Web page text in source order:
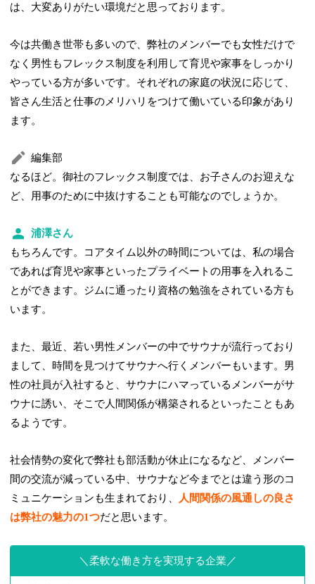
は、大変ありがたい環境だと思っております。
今は共働き世帯も多いので、弊社のメンバーでも女性だけで
なく男性もフレックス制度を利用して育児や家事をしっかり
やっている方が多いです。それぞれの家庭の状況に応じて、
皆さん生活と仕事のメリハリをつけて働いている印象があり
ます。
編集部
なるほど。御社のフレックス制度では、お子さんのお迎えな
ど、用事のために中抜けすることも可能なのでしょうか。
浦澤さん
もちろんです。コアタイム以外の時間については、私の場合
であれば育児や家事といったプライベートの用事を入れるこ
とができます。ジムに通ったり資格の勉強をされている方も
います。
また、最近、若い男性メンバーの中でサウナが流行っており
まして、時間を見つけてサウナへ行くメンバーもいます。男
性の社員が入社すると、サウナにハマっているメンバーがサ
ウナに誘い、そこで人間関係が構築されるといったこともあ
るようです。
社会情勢の変化で弊社も部活動が休止になるなど、メンバー
間の交流が減っている中、サウナなど今までとは違う形のコ
ミュニケーションも生まれており、
人間関係の風通しの良さ
は弊社の魅力の1つだと思います。
柔軟な働き方を実現する企業